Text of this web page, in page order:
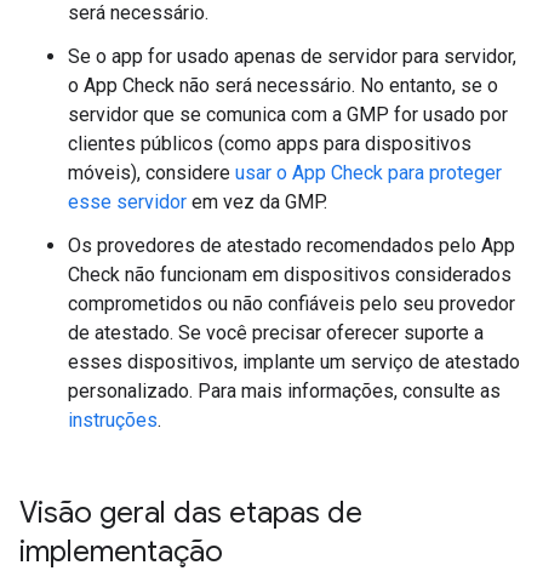
será necessário.
Se o app for usado apenas de servidor para servidor,
o App Check não será necessário. No entanto, se o
servidor que se comunica com a GMP for usado por
clientes públicos (como apps para dispositivos
móveis), considere usar o App Check para proteger
esse servidor em vez da GMP.
Os provedores de atestado recomendados pelo App
Check não funcionam em dispositivos considerados
comprometidos ou não confiáveis pelo seu provedor
de atestado. Se você precisar oferecer suporte a
esses dispositivos, implante um serviço de atestado
personalizado. Para mais informações, consulte as
instruções.
Visão geral das etapas de
implementação